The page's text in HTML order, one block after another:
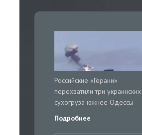
Российские «Герани»
перехватили три украинских
сухогруза южнее Одессы
Подробнее